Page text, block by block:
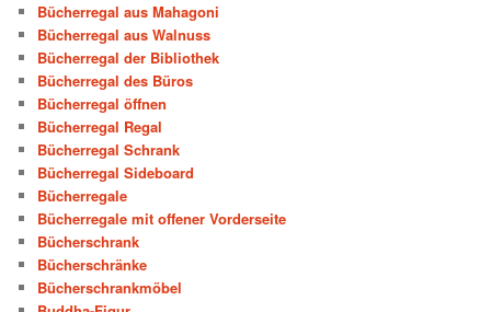
Bücherregal aus Mahagoni
Bücherregal aus Walnuss
Bücherregal der Bibliothek
Bücherregal des Büros
Bücherregal öffnen
Bücherregal Regal
Bücherregal Schrank
Bücherregal Sideboard
Bücherregale
Bücherregale mit offener Vorderseite
Bücherschrank
Bücherschränke
Bücherschrankmöbel